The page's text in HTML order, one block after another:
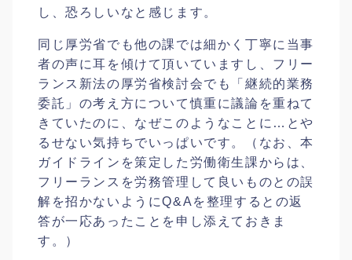
し、恐ろしいなと感じます。
同じ厚労省でも他の課では細かく丁寧に当事
者の声に耳を傾けて頂いていますし、フリー
ランス新法の厚労省検討会でも「継続的業務
委託」の考え方について慎重に議論を重ねて
きていたのに、なぜこのようなことに…とや
るせない気持ちでいっぱいです。（なお、本
ガイドラインを策定した労働衛生課からは、
フリーランスを労務管理して良いものとの誤
解を招かないようにQ&Aを整理するとの返
答が一応あったことを申し添えておきま
す。）